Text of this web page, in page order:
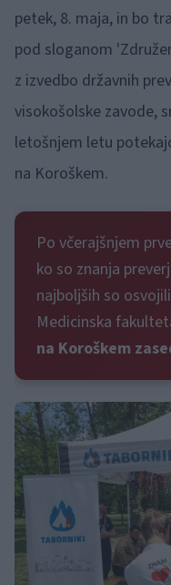
petek, 8. maja, in bo
pod sloganom
z izvedbo državnih
visokošolske zavode,
letošnjem letu
na Koroškem.
Po včerajšnjem
ko so znanja
najboljših so
Medicinska
na Koroškem